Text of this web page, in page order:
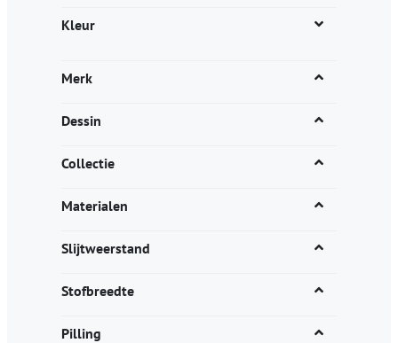
Kleur
Merk
Dessin
Collectie
Materialen
Slijtweerstand
Stofbreedte
Pilling